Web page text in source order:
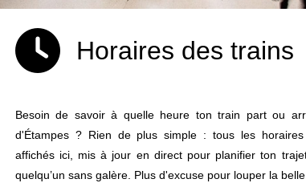
Horaires des trains
Besoin de savoir à quelle heure ton train part ou
d'Étampes ? Rien de plus simple : tous les
affichés ici, mis à jour en direct pour planifier ton
quelqu’un sans galère. Plus d'excuse pour louper la